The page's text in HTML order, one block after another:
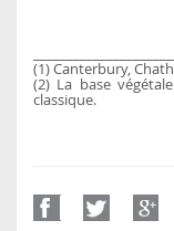
(1) Canterbury,
(2) La base
classique.